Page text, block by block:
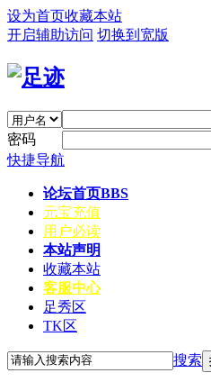
设为首页收藏本站
开启辅助访问 切换到宽版
密码
快捷导航
论坛首页BBS
元宝充值
用户必读
本站声明
收藏本站
客服中心
足秀区
TK区
搜索